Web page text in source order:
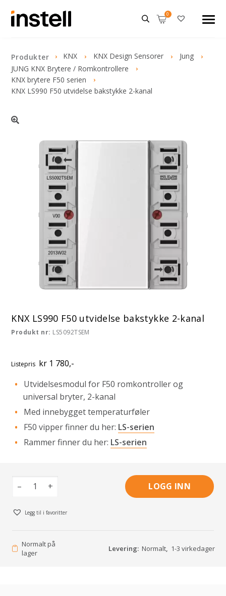
Produkter KNX KNX Design Sensorer
Jung
JUNG KNX Brytere / Romkontrollere
KNX brytere F50 serien
KNX LS990 F50 utvidelse bakstykke 2-kanal
KNX LS990 F50 utvidelse bakstykke 2-kanal
Produkt nr: LS5092TSEM
Listepris kr 1 780,-
Utvidelsesmodul for F50 romkontroller og
universal bryter, 2-kanal
Med innebygget temperaturføler
F50 vipper finner du her: LS-serien
Rammer finner du her: LS-serien
– + LOGG INN
Legg til i favoritter
Normalt på
lager
Levering: Normalt, 1-3 virkedager